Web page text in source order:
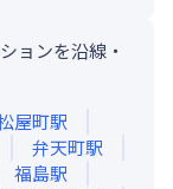
ョンを沿線・
屋町駅
弁天町駅
福島駅